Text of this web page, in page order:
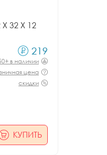
32 X 12
219
в наличии
цена
скидки
КУПИТЬ